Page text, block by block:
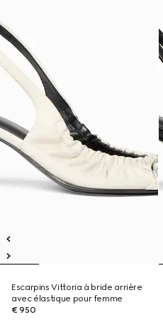
Escarpins Vittoria à bride arrière
avec élastique pour femme
€ 950